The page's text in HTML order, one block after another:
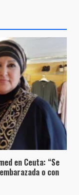
en Ceuta: “Se
o con